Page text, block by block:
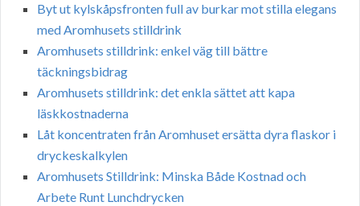
Byt ut kylskåpsfronten full av burkar mot stilla elegans
med Aromhusets stilldrink
Aromhusets stilldrink: enkel väg till bättre
täckningsbidrag
Aromhusets stilldrink: det enkla sättet att kapa
läskkostnaderna
Låt koncentraten från Aromhuset ersätta dyra flaskor i
dryckeskalkylen
Aromhusets Stilldrink: Minska Både Kostnad och
Arbete Runt Lunchdrycken